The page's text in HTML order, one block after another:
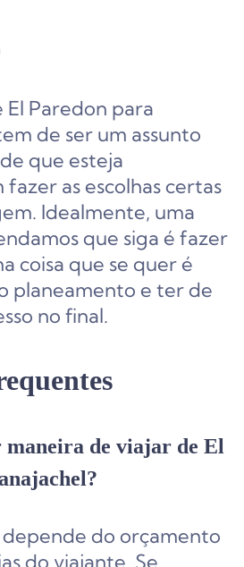
El Paredon para
de ser um assunto
que esteja
as escolhas certas
Idealmente, uma
que siga é fazer
coisa que se quer é
planeamento e ter de
no final.
maneira de viajar de El
do orçamento
do viajante. Se